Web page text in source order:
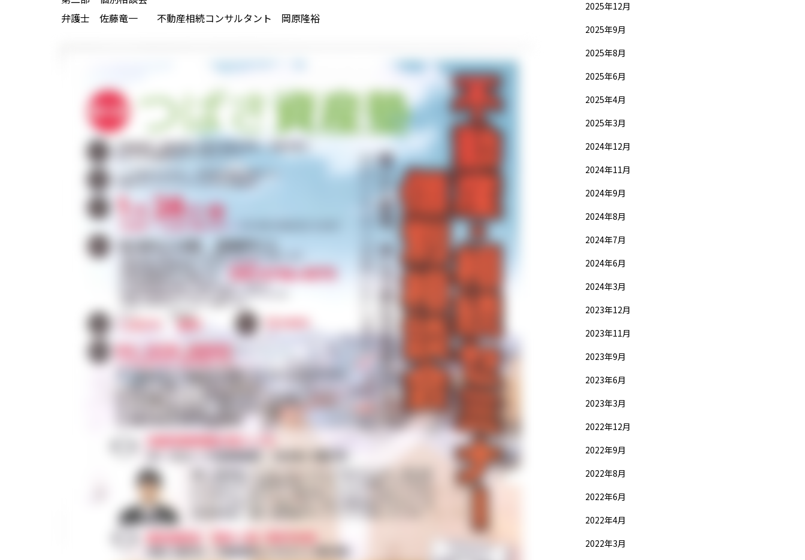
弁護士 佐藤竜一 不動産相続コンサルタント 岡原隆裕
2025年12月
2025年9月
2025年8月
2025年6月
2025年4月
2025年3月
2024年12月
2024年11月
2024年9月
2024年8月
2024年7月
2024年6月
2024年3月
2023年12月
2023年11月
2023年9月
2023年6月
2023年3月
2022年12月
2022年9月
2022年8月
2022年6月
2022年4月
2022年3月